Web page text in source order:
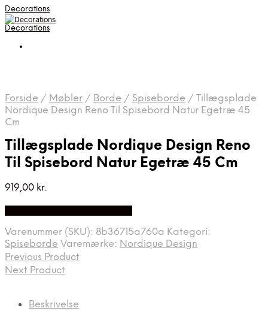
Decorations
Decorations
Forside / Møbler / Borde / Spiseborde / Tillægsplade
Nordique Design Reno Til Spisebord Natur Egetræ 45
Cm
Tillægsplade Nordique Design Reno
Til Spisebord Natur Egetræ 45 Cm
919,00 kr.
Varenummer (SKU): 8b36715a760a Kategori:
Spiseborde Varemærke: Nordique Design
Previous Product
Next Product
Beskrivelse